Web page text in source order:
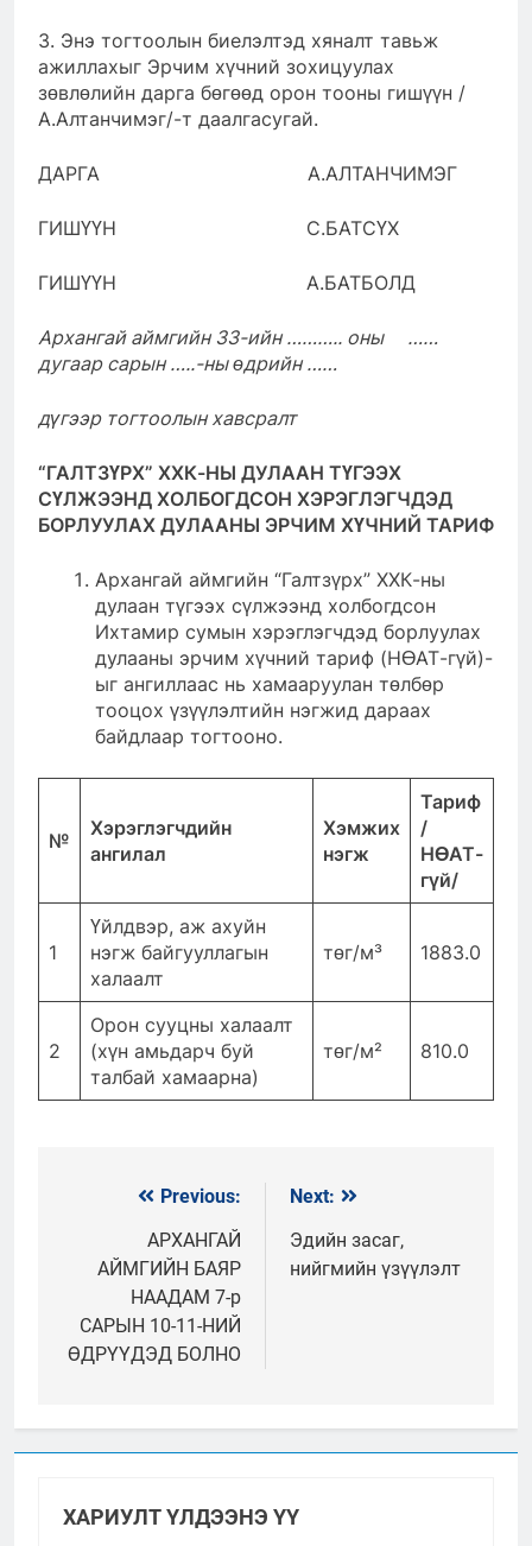
3. Энэ тогтоолын биелэлтэд хяналт тавьж
ажиллахыг Эрчим хүчний зохицуулах
зөвлөлийн дарга бөгөөд орон тооны гишүүн /
А.Алтанчимэг/-т даалгасугай.
ДАРГА А.АЛТАНЧИМЭГ
ГИШҮҮН С.БАТСҮХ
ГИШҮҮН А.БАТБОЛД
Архангай аймгийн ЗЗ-ийн ……….. оны ……
дугаар сарын …..-ны өдрийн ……
дүгээр тогтоолын хавсралт
“ГАЛТЗҮРХ” ХХК-НЫ ДУЛААН ТҮГЭЭХ
СҮЛЖЭЭНД ХОЛБОГДСОН ХЭРЭГЛЭГЧДЭД
БОРЛУУЛАХ ДУЛААНЫ ЭРЧИМ ХҮЧНИЙ ТАРИФ
Архангай аймгийн “Галтзүрх” ХХК-ны
дулаан түгээх сүлжээнд холбогдсон
Ихтамир сумын хэрэглэгчдэд борлуулах
дулааны эрчим хүчний тариф (НӨАТ-гүй)-
ыг ангиллаас нь хамааруулан төлбөр
тооцох үзүүлэлтийн нэгжид дараах
байдлаар тогтооно.
№
Хэрэглэгчдийн
ангилал
Хэмжих
нэгж
Тариф
/
НӨАТ-
гүй/
1
Үйлдвэр, аж ахуйн
нэгж байгууллагын
халаалт
төг/м³ 1883.0
2
Орон сууцны халаалт
(хүн амьдарч буй
талбай хамаарна)
төг/м² 810.0
МэдээнийPrevious:
АРХАНГАЙ
АЙМГИЙН БАЯР
НААДАМ 7-р
САРЫН 10-11-НИЙ
ӨДРҮҮДЭД БОЛНО
Next:
Эдийн засаг,
нийгмийн үзүүлэлт
ХАРИУЛТ ҮЛДЭЭНЭ ҮҮ